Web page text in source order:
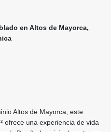
en Altos de Mayorca,
Altos de Mayorca, este
ofrece una experiencia de vida